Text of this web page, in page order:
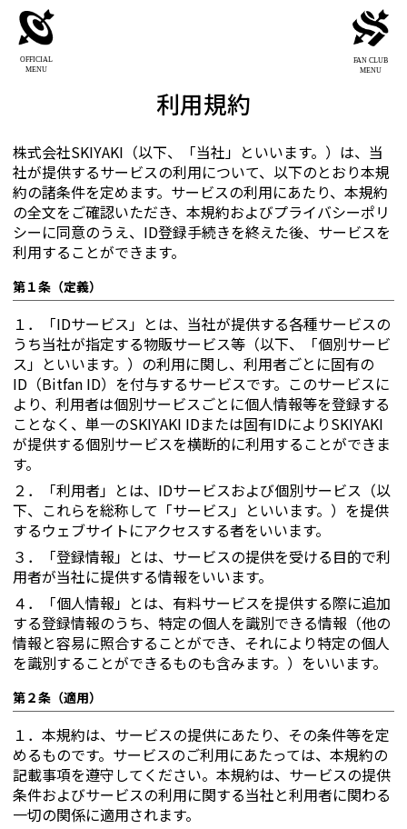
OFFICIAL
MENU
FAN CLUB
MENU
利用規約
株式会社SKIYAKI（以下、「当社」といいます。）は、当
社が提供するサービスの利用について、以下のとおり本規
約の諸条件を定めます。サービスの利用にあたり、本規約
の全文をご確認いただき、本規約およびプライバシーポリ
シーに同意のうえ、ID登録手続きを終えた後、サービスを
利用することができます。
第１条（定義）
１．
「IDサービス」とは、当社が提供する各種サービスの
うち当社が指定する物販サービス等（以下、「個別サービ
ス」といいます。）の利用に関し、利用者ごとに固有の
ID（Bitfan ID）を付与するサービスです。このサービスに
より、利用者は個別サービスごとに個人情報等を登録する
ことなく、単一のSKIYAKI IDまたは固有IDによりSKIYAKI
が提供する個別サービスを横断的に利用することができま
す。
２．
「利用者」とは、IDサービスおよび個別サービス（以
下、これらを総称して「サービス」といいます。）を提供
するウェブサイトにアクセスする者をいいます。
３．
「登録情報」とは、サービスの提供を受ける目的で利
用者が当社に提供する情報をいいます。
４．
「個人情報」とは、有料サービスを提供する際に追加
する登録情報のうち、特定の個人を識別できる情報（他の
情報と容易に照合することができ、それにより特定の個人
を識別することができるものも含みます。）をいいます。
第２条（適用）
１． 本規約は、サービスの提供にあたり、その条件等を定
めるものです。サービスのご利用にあたっては、本規約の
記載事項を遵守してください。本規約は、サービスの提供
条件およびサービスの利用に関する当社と利用者に関わる
一切の関係に適用されます。